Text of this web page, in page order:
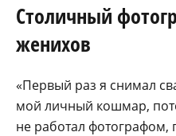
Столичный
женихов
«Первый раз я снимал
мой личный кошмар,
не работал фотографом,